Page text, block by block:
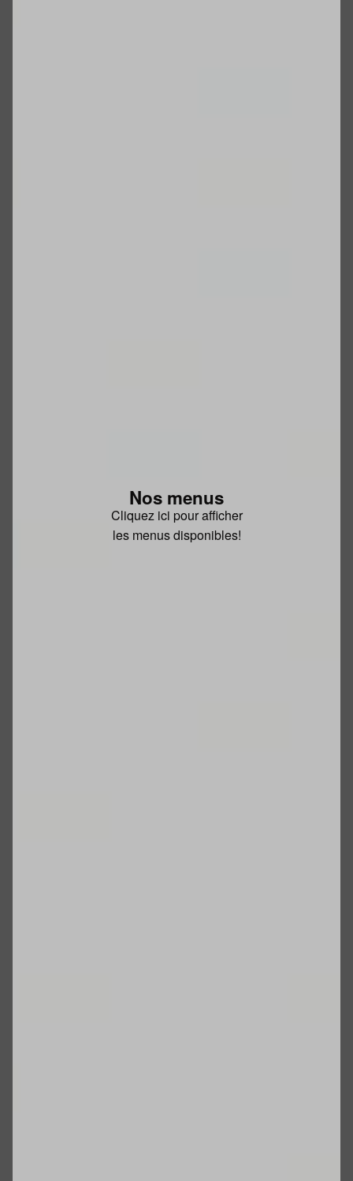
Nos menus
Cliquez ici pour afficher
les menus disponibles!